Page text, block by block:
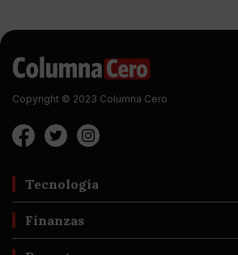
Copyright © 2023 Columna Cero
Tecnología
Finanzas